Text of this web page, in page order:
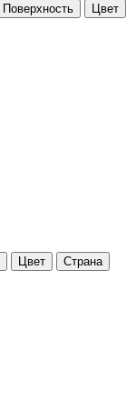
Поверхность
Цвет
Цвет Страна